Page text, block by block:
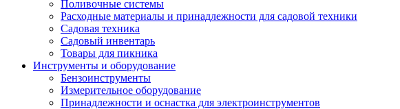
Поливочные системы
Расходные материалы и принадлежности для садовой техники
Садовая техника
Садовый инвентарь
Товары для пикника
Инструменты и оборудование
Бензоинструменты
Измерительное оборудование
Принадлежности и оснастка для электроинструментов